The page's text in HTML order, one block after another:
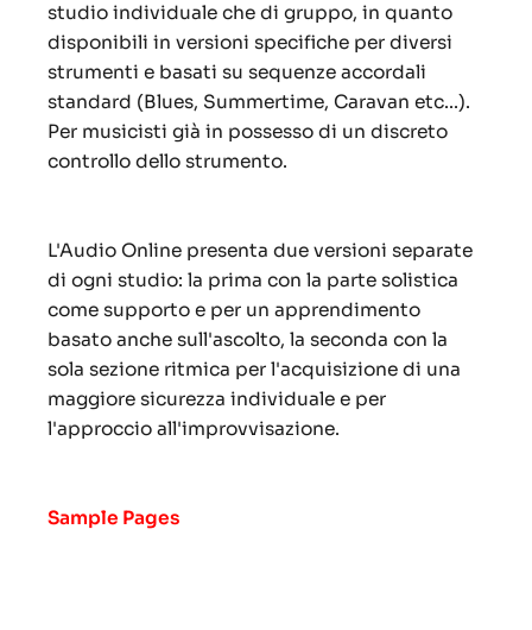
studio individuale che di gruppo, in quanto
disponibili in versioni specifiche per diversi
strumenti e basati su sequenze accordali
standard (Blues, Summertime, Caravan etc...).
Per musicisti già in possesso di un discreto
controllo dello strumento.
L'Audio Online presenta due versioni separate
di ogni studio: la prima con la parte solistica
come supporto e per un apprendimento
basato anche sull'ascolto, la seconda con la
sola sezione ritmica per l'acquisizione di una
maggiore sicurezza individuale e per
l'approccio all'improvvisazione.
Sample Pages